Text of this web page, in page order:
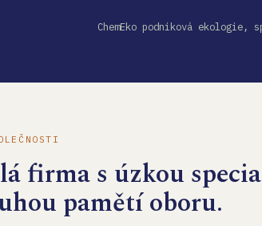
ChemEko podniková
firma s úzkou
pamětí oboru.